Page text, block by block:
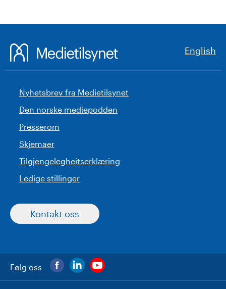
English
Nyhetsbrev fra Medietilsynet
Den norske mediepodden
Presserom
Skjemaer
Tilgjengelegheitserklæring
Ledige stillinger
Kontakt oss
Følg oss